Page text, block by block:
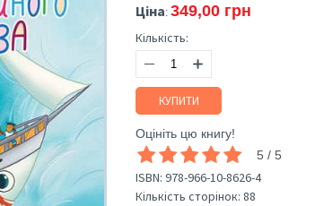
Ціна: 349,00 грн
Кількість:
КУПИТИ
Оцініть цю книгу!
5 / 5
ISBN: 978-966-10-8626-4
Кількість сторінок: 88